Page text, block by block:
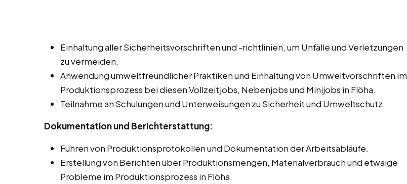
Einhaltung aller Sicherheitsvorschriften und -richtlinien, um Unfälle und Verletzungen
zu vermeiden.
Anwendung umweltfreundlicher Praktiken und Einhaltung von Umweltvorschriften im
Produktionsprozess bei diesen Vollzeitjobs, Nebenjobs und Minijobs in Flöha.
Teilnahme an Schulungen und Unterweisungen zu Sicherheit und Umweltschutz.
Dokumentation und Berichterstattung:
Führen von Produktionsprotokollen und Dokumentation der Arbeitsabläufe.
Erstellung von Berichten über Produktionsmengen, Materialverbrauch und etwaige
Probleme im Produktionsprozess in Flöha.